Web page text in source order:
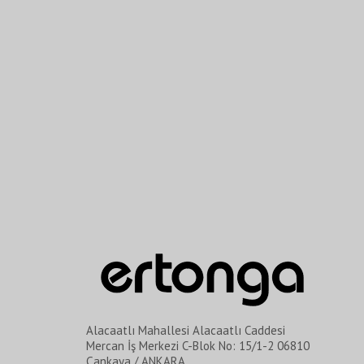
Alacaatlı Mahallesi Alacaatlı Caddesi
Mercan İş Merkezi C-Blok No: 15/1-2 06810